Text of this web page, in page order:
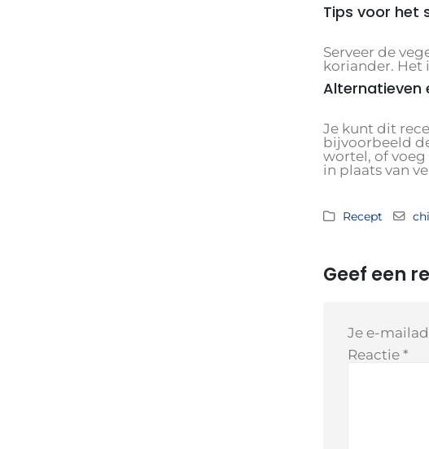
Tips voor het
Serveer de
koriander. Het
Alternatieven
Je kunt dit
bijvoorbeeld
wortel, of
in plaats van
Recept
Geef een
Je e-
Reactie *